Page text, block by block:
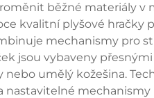
běžné materiály v
kvalitní plyšové hračky
mechanismy pro
jsou vybaveny
umělý kožešina.
nastavitelné mechanismy